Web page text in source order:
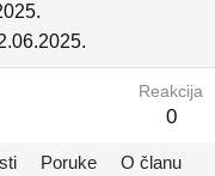
Reakcija
0
Poruke O članu